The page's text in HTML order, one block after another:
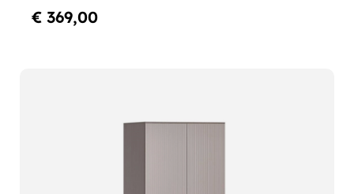
€ 369,00